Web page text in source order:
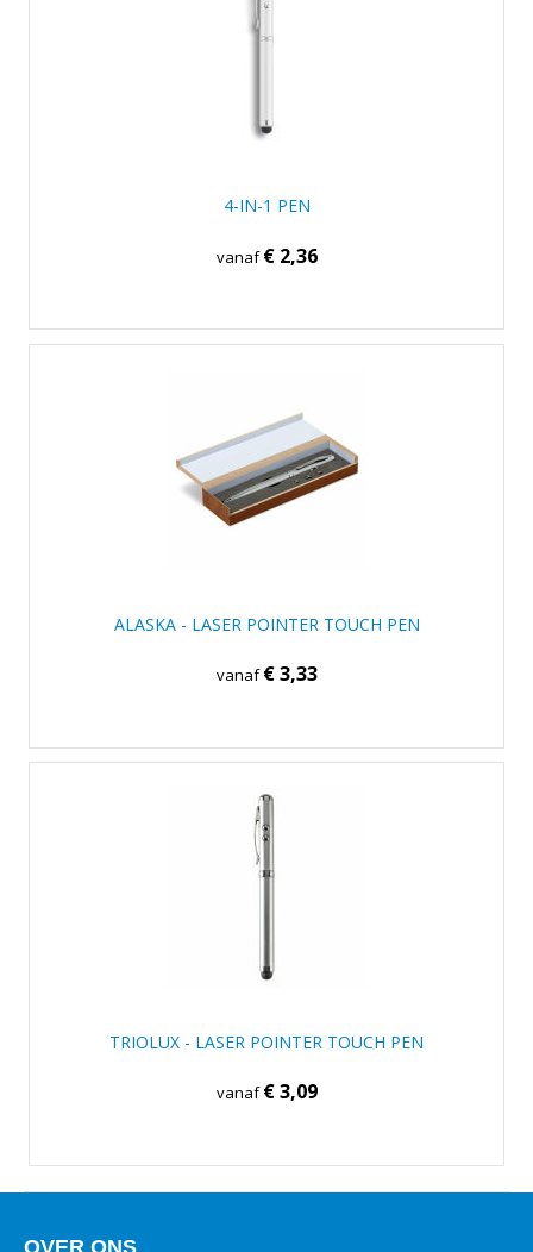
4-IN-1 PEN
vanaf€ 2,36
ALASKA - LASER POINTER TOUCH PEN
vanaf€ 3,33
TRIOLUX - LASER POINTER TOUCH PEN
vanaf€ 3,09